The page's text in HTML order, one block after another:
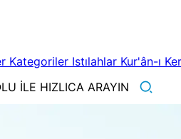
Kategoriler Istılahlar Kur'ân-ı
İLE HIZLICA ARAYIN